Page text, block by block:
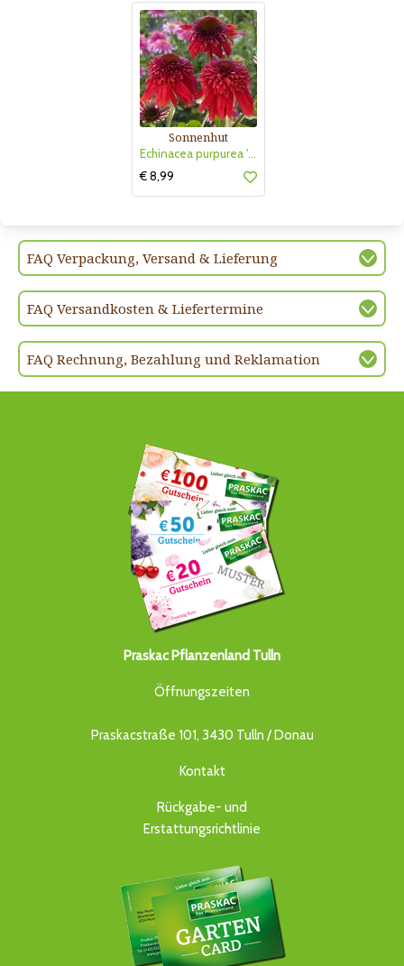
Sonnenhut
Echinacea purpurea 'Eccentric'
€ 8,99
FAQ Verpackung, Versand & Lieferung
FAQ Versandkosten & Liefertermine
FAQ Rechnung, Bezahlung und Reklamation
Praskac Pflanzenland Tulln
Öffnungszeiten
Praskacstraße 101, 3430 Tulln / Donau
Kontakt
Rückgabe- und
Erstattungsrichtlinie